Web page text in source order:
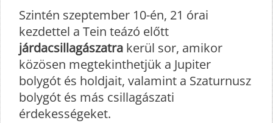
Szintén szeptember 10-én, 21 órai
kezdettel a Tein teázó előtt
járdacsillagászatra kerül sor, amikor
közösen megtekinthetjük a Jupiter
bolygót és holdjait, valamint a Szaturnusz
bolygót és más csillagászati
érdekességeket.